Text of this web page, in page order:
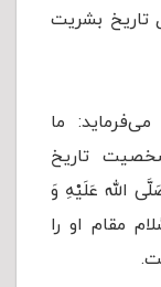
تاریخ بشریت
ما
شخصیت تاریخ
الله عَلَيْهِ وَ
مقام او را